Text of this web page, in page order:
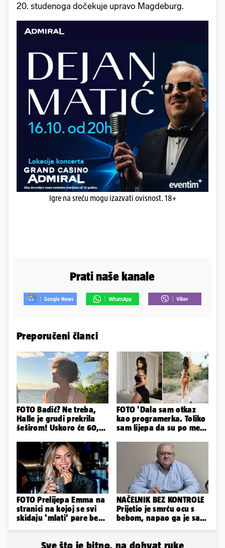
20. studenoga dočekuje upravo Magdeburg.
Igre na sreću mogu izazvati ovisnost. 18+
Prati naše kanale
Preporučeni članci
FOTO Badić? Ne treba,
Halle je grudi prekrila
šeširom! Uskoro će 60,
FOTO 'Dala sam otkaz
kao programerka. Toliko
sam lijepa da su po meni
FOTO Prelijepa Emma na
stranici na kojoj se svi
skidaju 'mlati' pare bez
NAČELNIK BEZ KONTROLE
Prijetio je smrću ocu s
bebom, napao ga je sa
Sve što je bitno, na dohvat ruke